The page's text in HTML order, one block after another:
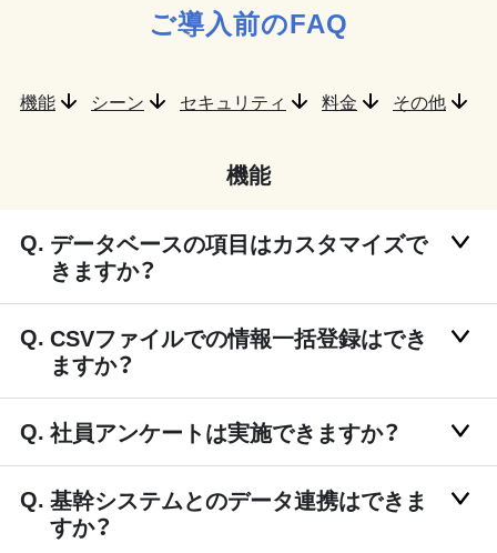
ご導入前のFAQ
機能 シーン セキュリティ 料金 その他
機能
データベースの項目はカスタマイズで
きますか？
CSVファイルでの情報一括登録はでき
ますか？
社員アンケートは実施できますか？
基幹システムとのデータ連携はできま
すか？